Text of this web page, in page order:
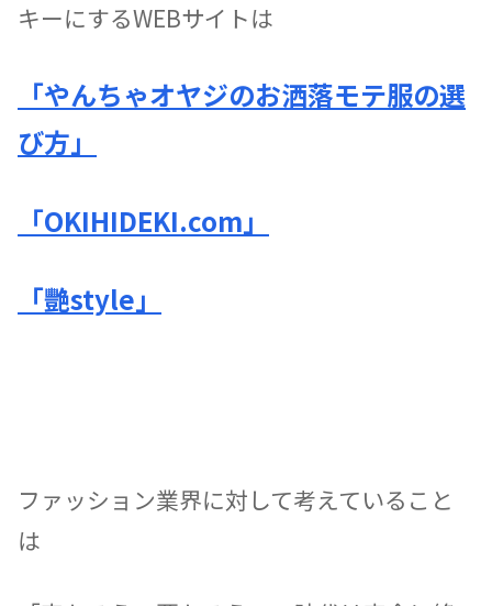
キーにするWEBサイトは
「やんちゃオヤジのお洒落モテ服の選
び方」
「OKIHIDEKI.com」
「艷style」
ファッション業界に対して考えていること
は